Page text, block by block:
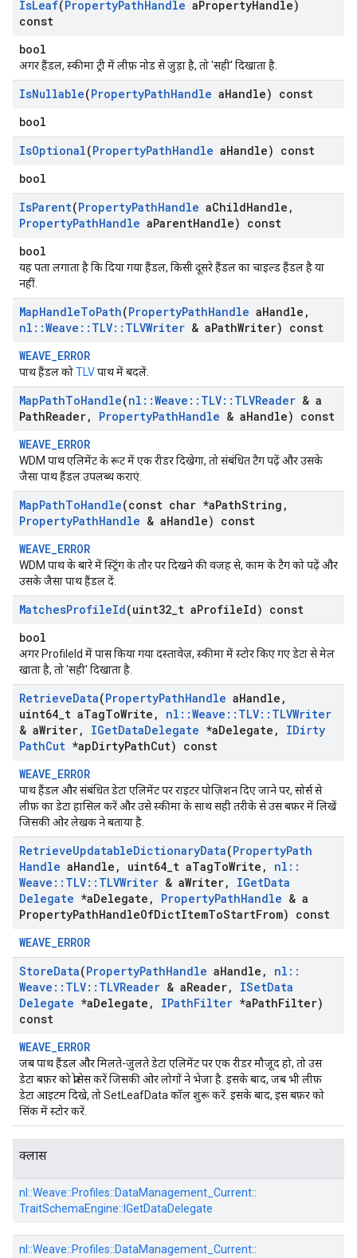
IsLeaf(PropertyPathHandle aPropertyHandle)
const
bool
अगर हैंडल, स्कीमा ट्री में लीफ़ नोड से जुड़ा है, तो 'सही' दिखाता है.
IsNullable(PropertyPathHandle aHandle) const
bool
IsOptional(PropertyPathHandle aHandle) const
bool
IsParent(PropertyPathHandle aChildHandle ,
PropertyPathHandle aParentHandle) const
bool
यह पता लगाता है कि दिया गया हैंडल, किसी दूसरे हैंडल का चाइल्ड हैंडल है या
नहीं.
MapHandleToPath(PropertyPathHandle aHandle ,
nl ::Weave :: TLV:: TLVWriter & aPathWriter) const
WEAVE_ERROR
पाथ हैंडल कोTLVपाथ में बदलें.
MapPathToHandle(nl ::Weave :: TLV:: TLVReader & a
PathReader, PropertyPathHandle & aHandle) const
WEAVE_ERROR
WDM पाथ एलिमेंट के रूट में एक रीडर दिखेगा, तो संबंधित टैग पढ़ें और उसके
जैसा पाथ हैंडल उपलब्ध कराएं.
MapPathToHandle(const char *aPathString ,
PropertyPathHandle & aHandle) const
WEAVE_ERROR
WDM पाथ के बारे में स्ट्रिंग के तौर पर दिखने की वजह से, काम के टैग को पढ़ें और
उसके जैसा पाथ हैंडल दें.
MatchesProfileId(uint32 t aProfileId) const
bool
अगर ProfileId में पास किया गया दस्तावेज़, स्कीमा में स्टोर किए गए डेटा से मेल
खाता है, तो 'सही' दिखाता है.
RetrieveData(PropertyPathHandle aHandle ,
uint64 t aTagToWrite , nl ::Weave :: TLV:: TLVWriter
& aWriter, IGetDataDelegate *aDelegate ,
IDirty
PathCut *apDirtyPathCut) const
WEAVE_ERROR
पाथ हैंडल और संबंधित डेटा एलिमेंट पर राइटर पोज़िशन दिए जाने पर, सोर्स से
लीफ़ का डेटा हासिल करें और उसे स्कीमा के साथ सही तरीके से उस बफ़र में लिखें
जिसकी ओर लेखक ने बताया है.
RetrieveUpdatableDictionaryData(PropertyPath
Handle aHandle , uint64 t aTagToWrite , nl ::
Weave :: TLV:: TLVWriter & aWriter, IGetData
Delegate *aDelegate , PropertyPathHandle & a
PropertyPathHandleOfDictItemToStartFrom) const
WEAVE_ERROR
StoreData(PropertyPathHandle aHandle , nl ::
Weave :: TLV:: TLVReader & aReader, ISetData
Delegate *aDelegate , IPathFilter *aPathFilter)
const
WEAVE_ERROR
जब पाथ हैंडल और मिलते-जुलते डेटा एलिमेंट पर एक रीडर मौजूद हो, तो उस
डेटा बफ़र को प्रोसेस करें जिसकी ओर लोगों ने भेजा है. इसके बाद, जब भी लीफ़
डेटा आइटम दिखे, तो SetLeafData कॉल शुरू करें. इसके बाद, इस बफ़र को
सिंक में स्टोर करें.
क्लास
nl::Weave::Profiles::DataManagement_Current::
TraitSchemaEngine:: IGetDataDelegate
nl::Weave::Profiles::DataManagement_Current::